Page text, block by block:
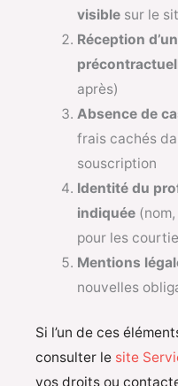
visiblesur le
Réception
après)
Absence de
frais cachés
souscription
Identité du
indiquée(nom,
pour les
Mentions
nouvelles
Si l’un de ces
consulter le site
vos droits ou